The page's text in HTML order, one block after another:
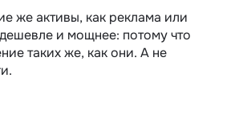
же активы, как реклама или
и мощнее: потому что
таких же, как они. А не